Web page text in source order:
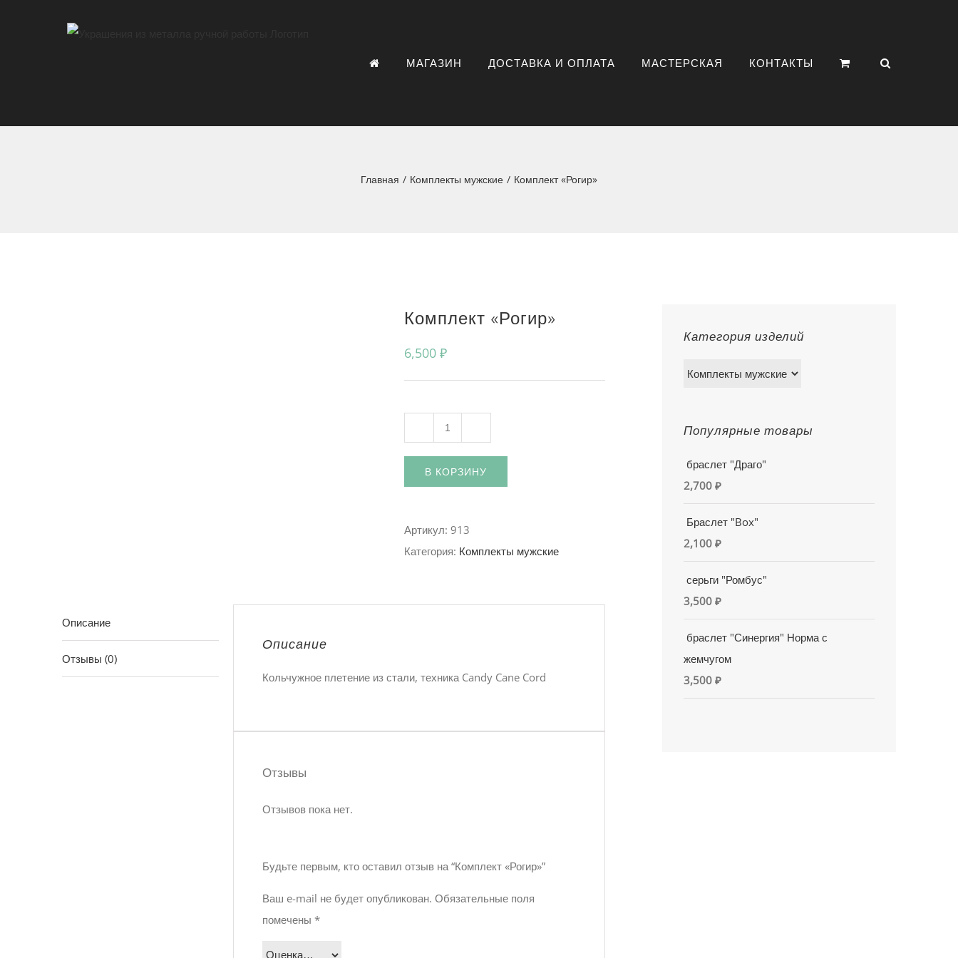
МАГАЗИН ДОСТАВКА И ОПЛАТА МАСТЕРСКАЯ КОНТАКТЫ
Главная / Комплекты мужские / Комплект «Рогир»
Комплект «Рогир»
6,500 ₽
В КОРЗИНУ
Артикул: 913
Категория: Комплекты мужские
Описание
Отзывы (0)
Описание
Кольчужное плетение из стали, техника Candy Cane Cord
Отзывы
Отзывов пока нет.
Будьте первым, кто оставил отзыв на “Комплект «Рогир»”
Ваш e-mail не будет опубликован. Обязательные поля
помечены *
Категория изделий
Популярные товары
браслет "Драго"
2,700₽
Браслет "Box"
2,100₽
серьги "Ромбус"
3,500₽
браслет "Синергия" Норма с
жемчугом
3,500₽